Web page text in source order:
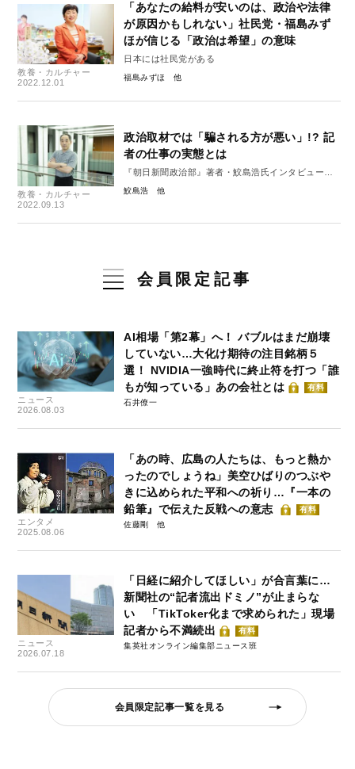
教養・カルチャー
2022.12.01
「あなたの給料が安いのは、政治や法律
が原因かもしれない」社民党・福島みず
ほが信じる「政治は希望」の意味
日本には社民党がある
福島みずほ
教養・カルチャー
2022.09.13
政治取材では「騙される方が悪い」!? 記
者の仕事の実態とは
『朝日新聞政治部』著者・鮫島浩氏インタビュー
【中編】
鮫島浩
会員限定記事
ニュース
2026.08.03
AI相場「第2幕」へ！ バブルはまだ崩壊
していない…大化け期待の注目銘柄５
選！ NVIDIA一強時代に終止符を打つ「誰
もが知っている」あの会社とは
有料
石井僚一
エンタメ
2025.08.06
「あの時、広島の人たちは、もっと熱か
ったのでしょうね」美空ひばりのつぶや
きに込められた平和への祈り…『一本の
鉛筆』で伝えた反戦への意志
有料
佐藤剛
ニュース
2026.07.18
「日経に紹介してほしい」が合言葉に…
新聞社の“記者流出ドミノ”が止まらな
い 「TikToker化まで求められた」現場
記者から不満続出
有料
集英社オンライン編集部ニュース班
会員限定記事一覧を見る